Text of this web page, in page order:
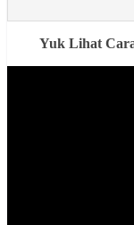
Yuk Lihat